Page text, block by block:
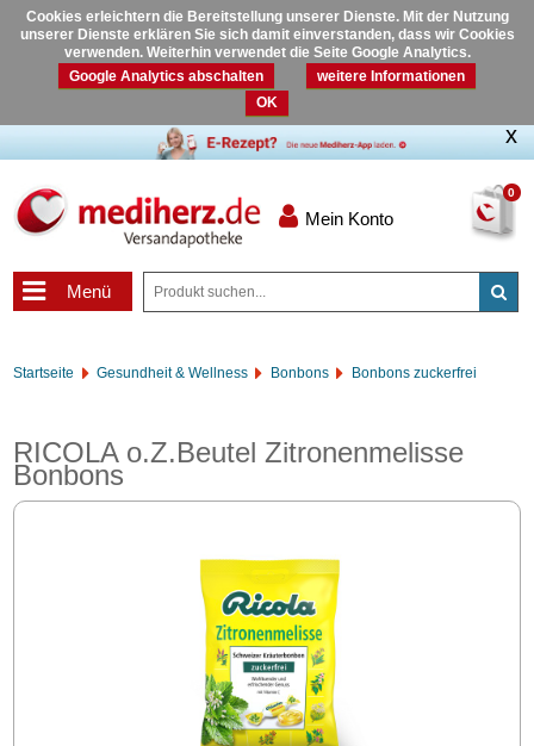
Cookies erleichtern die Bereitstellung unserer Dienste. Mit der Nutzung
unserer Dienste erklären Sie sich damit einverstanden, dass wir Cookies
verwenden. Weiterhin verwendet die Seite Google Analytics.
Google Analytics abschalten
weitere Informationen
OK
0
Mein Konto
Menü
Startseite Gesundheit & Wellness Bonbons Bonbons zuckerfrei
RICOLA o.Z.Beutel Zitronenmelisse
Bonbons